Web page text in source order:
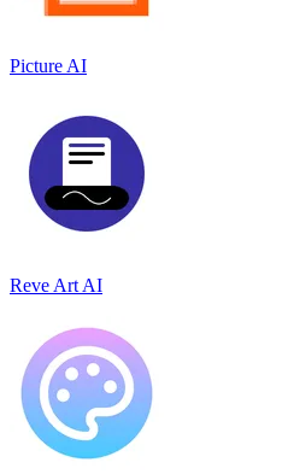
Picture AI
Reve Art AI